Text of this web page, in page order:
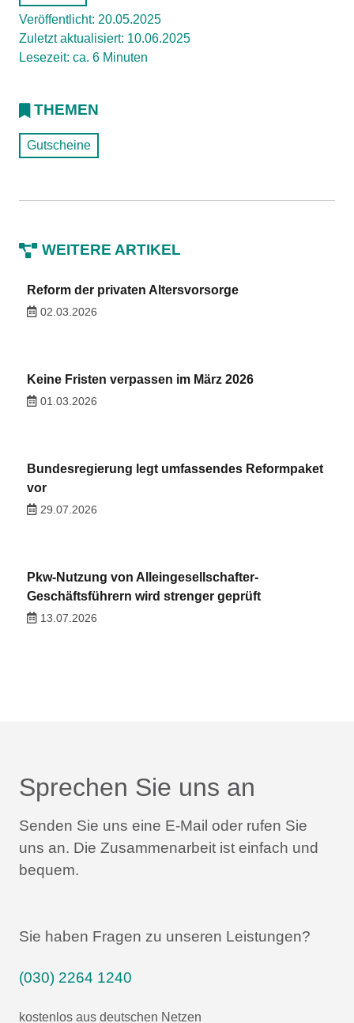
Veröffentlicht: 20.05.2025
Zuletzt aktualisiert: 10.06.2025
Lesezeit: ca. 6 Minuten
THEMEN
Gutscheine
WEITERE ARTIKEL
Reform der privaten Altersvorsorge
02.03.2026
Keine Fristen verpassen im März 2026
01.03.2026
Bundesregierung legt umfassendes Reformpaket
vor
29.07.2026
Pkw-Nutzung von Alleingesellschafter-
Geschäftsführern wird strenger geprüft
13.07.2026
Sprechen Sie uns an
Senden Sie uns eine E-Mail oder rufen Sie
uns an. Die Zusammenarbeit ist einfach und
bequem.
Sie haben Fragen zu unseren Leistungen?
(030) 2264 1240
kostenlos aus deutschen Netzen